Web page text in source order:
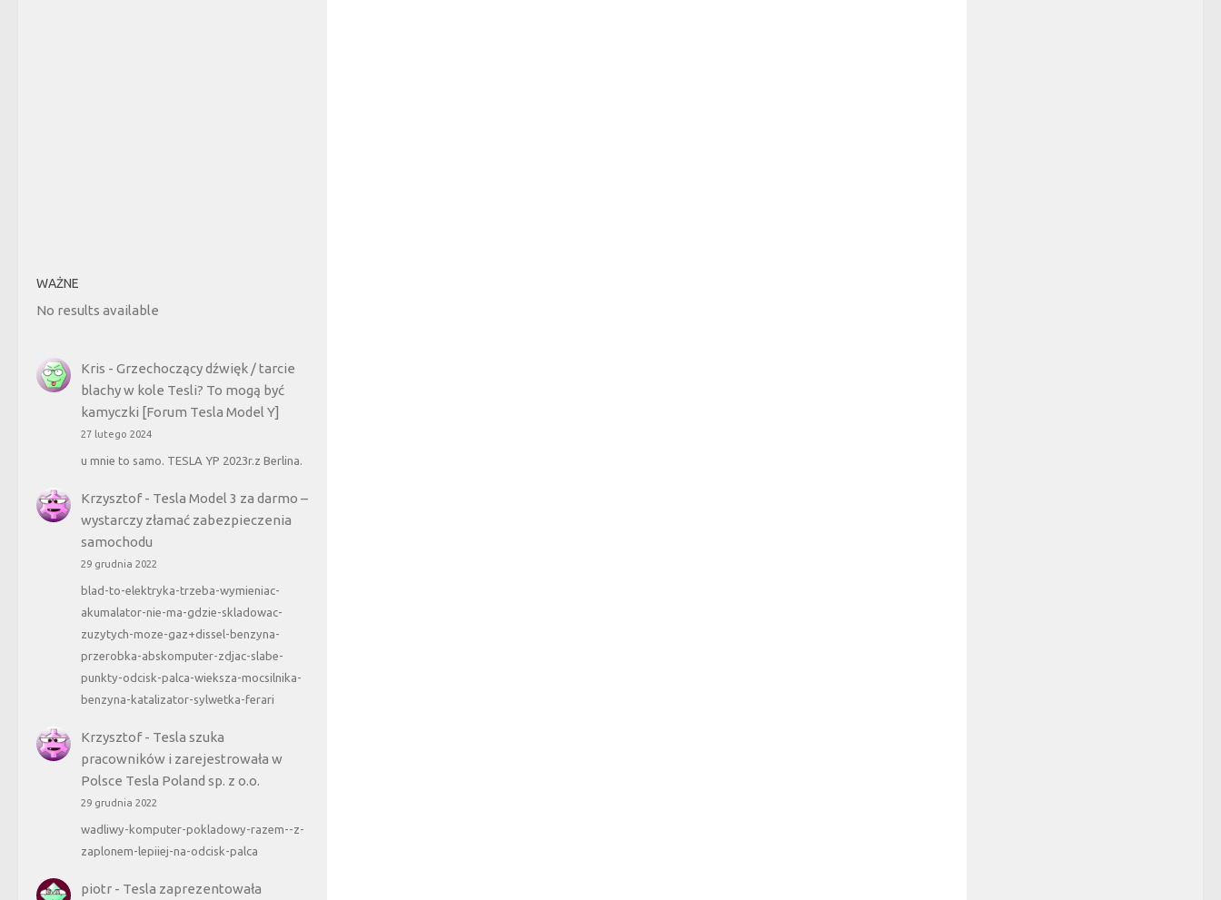
WAŻNE
No results available
Kris - Grzechoczący dźwięk / tarcie
blachy w kole Tesli? To mogą być
kamyczki [Forum Tesla Model Y]
27 lutego 2024
u mnie to samo. TESLA YP 2023r.z Berlina.
Krzysztof- Tesla Model 3 za darmo –
wystarczy złamać zabezpieczenia
samochodu
29 grudnia 2022
blad-to-elektryka-trzeba-wymieniac-
akumalator-nie-ma-gdzie-skladowac-
zuzytych-moze-gaz+dissel-benzyna-
przerobka-abskomputer-zdjac-slabe-
punkty-odcisk-palca-wieksza-mocsilnika-
benzyna-katalizator-sylwetka-ferari
Krzysztof- Tesla szuka
pracowników i zarejestrowała w
Polsce Tesla Poland sp. z o.o.
29 grudnia 2022
wadliwy-komputer-pokladowy-razem--z-
zaplonem-lepiiej-na-odcisk-palca
piotr- Tesla zaprezentowała